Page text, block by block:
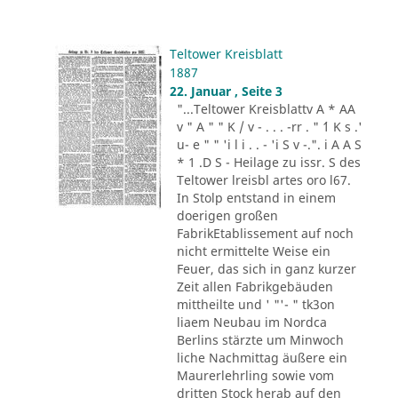
Teltower Kreisblatt
1887
22. Januar , Seite 3
"...Teltower Kreisblattv A * AA
v " A " " K / v - . . . -rr . " ´1 K s .'
u- e " " 'i l i . . - 'i S v -.". i A A S
* 1 .D S - Heilage zu issr. S des
Teltower lreisbl artes oro l67.
In Stolp entstand in einem
doerigen großen
FabrikEtablissement auf noch
nicht ermittelte Weise ein
Feuer, das sich in ganz kurzer
Zeit allen Fabrikgebäuden
mittheilte und ' "'- " tk3on
liaem Neubau im Nordca
Berlins stärzte um Minwoch
liche Nachmittag äußere ein
Maurerlehrling sowie vom
dritten Stock herab auf den